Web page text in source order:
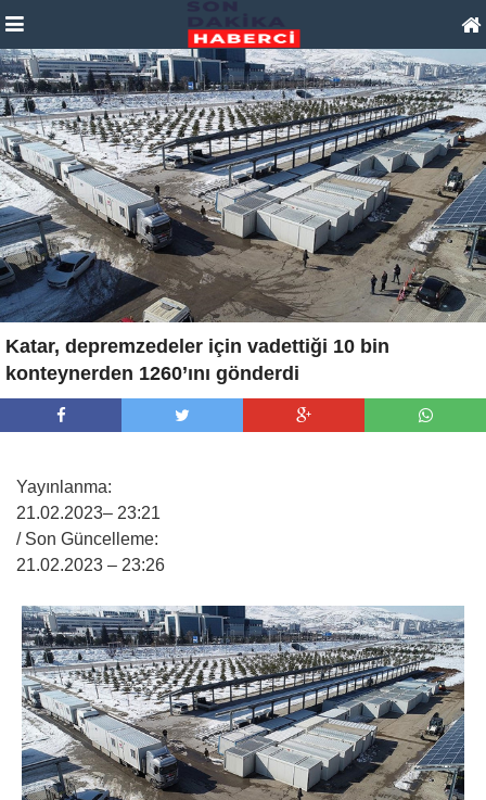
Katar, depremzedeler için vadettiği 10 bin
konteynerden 1260’ını gönderdi
Yayınlanma:
21.02.2023– 23:21
/ Son Güncelleme:
21.02.2023 – 23:26